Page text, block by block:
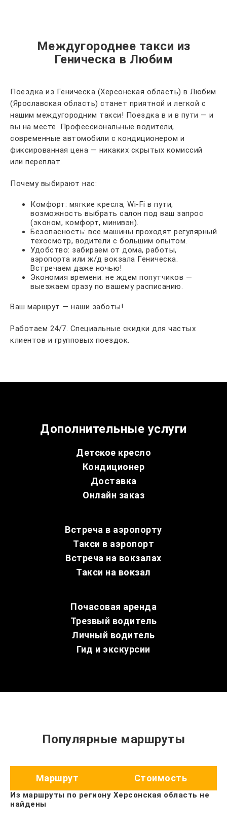
Междугороднее такси из
Геническа в Любим
Поездка из Геническа (Херсонская область) в Любим
(Ярославская область) станет приятной и легкой с
нашим междугородним такси! Поездка в и в пути — и
вы на месте. Профессиональные водители,
современные автомобили с кондиционером и
фиксированная цена — никаких скрытых комиссий
или переплат.
Почему выбирают нас:
Комфорт: мягкие кресла, Wi-Fi в пути,
возможность выбрать салон под ваш запрос
(эконом, комфорт, минивэн).
Безопасность: все машины проходят регулярный
техосмотр, водители с большим опытом.
Удобство: забираем от дома, работы,
аэропорта или ж/д вокзала Геническа.
Встречаем даже ночью!
Экономия времени: не ждем попутчиков —
выезжаем сразу по вашему расписанию.
Ваш маршрут — наши заботы!
Работаем 24/7. Специальные скидки для частых
клиентов и групповых поездок.
Дополнительные услуги
Детское кресло
Кондиционер
Доставка
Онлайн заказ
Встреча в аэропорту
Такси в аэропорт
Встреча на вокзалах
Такси на вокзал
Почасовая аренда
Трезвый водитель
Личный водитель
Гид и экскурсии
Популярные маршруты
Маршрут Стоимость
Из маршруты по региону Херсонская область не
найдены